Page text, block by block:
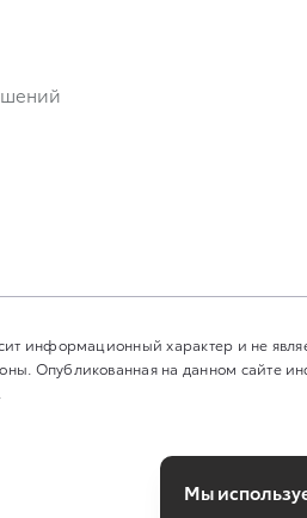
информационный характер и не
Опубликованная на данном сайте
Мы